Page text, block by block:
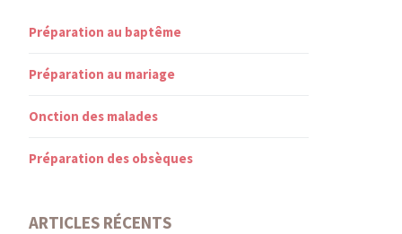
Préparation au baptême
Préparation au mariage
Onction des malades
Préparation des obsèques
ARTICLES RÉCENTS